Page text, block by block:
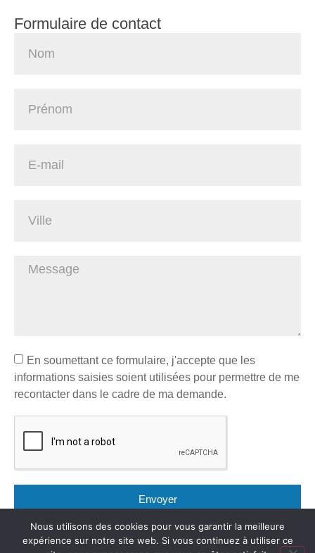
Formulaire de contact
En soumettant ce formulaire, j'accepte que les
informations saisies soient utilisées pour permettre de me
recontacter dans le cadre de ma demande.
Envoyer
Nous utilisons des cookies pour vous garantir la meilleure
expérience sur notre site web. Si vous continuez à utiliser ce